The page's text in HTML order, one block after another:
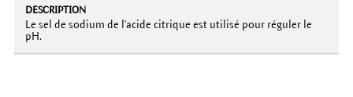
Le sel de sodium de l'acide citrique est utilisé pour réguler le
pH.